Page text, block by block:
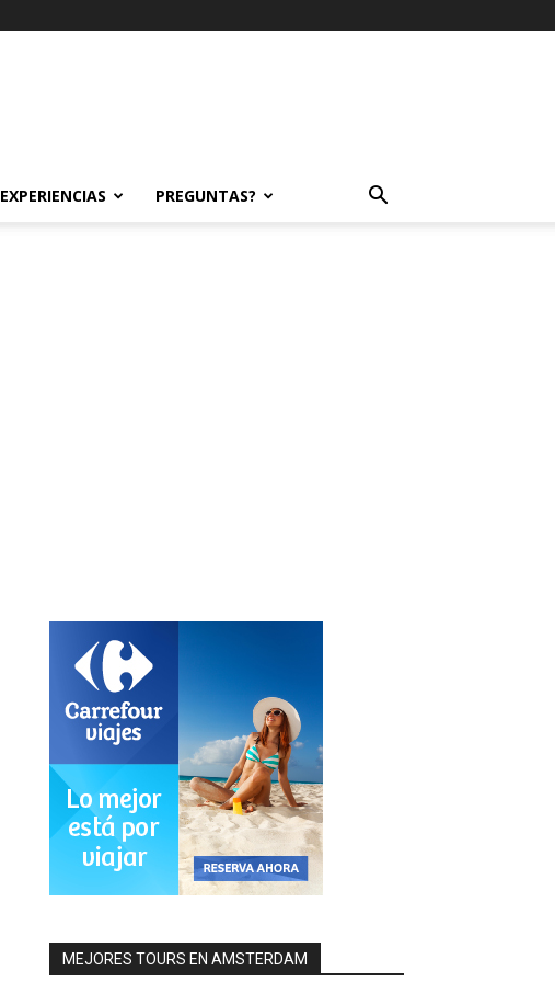
EXPERIENCIAS PREGUNTAS?
MEJORES TOURS EN AMSTERDAM